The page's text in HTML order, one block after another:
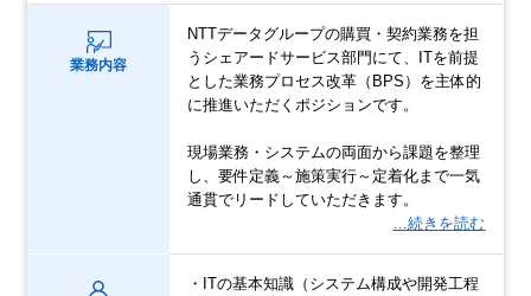
業務内容
NTTデータグループの購買・契約業務を担
うシェアードサービス部門にて、ITを前提
とした業務プロセス改革（BPS）を主体的
に推進いただくポジションです。
現場業務・システムの両面から課題を整理
し、要件定義～施策実行～定着化まで一気
通貫でリードしていただきます。
…続きを読む
・ITの基本知識（システム構成や開発工程